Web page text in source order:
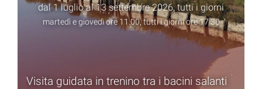
dal 1 luglio al 13 settembre 2026, tutti i giorni
martedì e giovedì ore 11.00, tutti i giorni ore 17.30
Visita guidata in trenino tra i bacini salanti